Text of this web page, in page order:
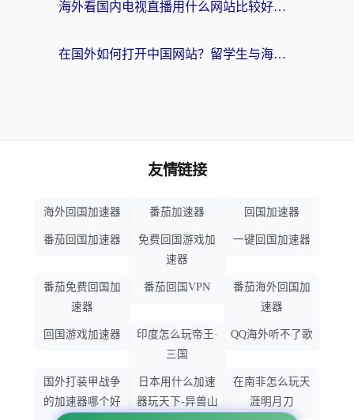
海外看国内电视直播用什么网站比较好？一篇解决你所有追剧难题的实用指南
在国外如何打开中国网站？留学生与海外华人的无缝访问指南
友情链接
海外回国加速器 番茄加速器 回国加速器
番茄回国加速器
免费回国游戏加
速器
一键回国加速器
番茄免费回国加
速器
番茄回国VPN
番茄海外回国加
速器
回国游戏加速器
印度怎么玩帝王·
三国
QQ海外听不了歌
国外打装甲战争
的加速器哪个好
日本用什么加速
器玩天下-异兽山
在南非怎么玩天
涯明月刀